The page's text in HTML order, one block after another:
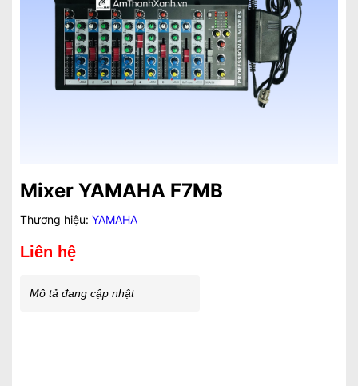
Mixer YAMAHA F7MB
Thương hiệu: YAMAHA
Liên hệ
Mô tả đang cập nhật